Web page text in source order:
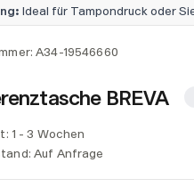
A34-19546660
BREVA
1 - 3 Wochen
Auf Anfrage
Ideal für Tampondruck oder